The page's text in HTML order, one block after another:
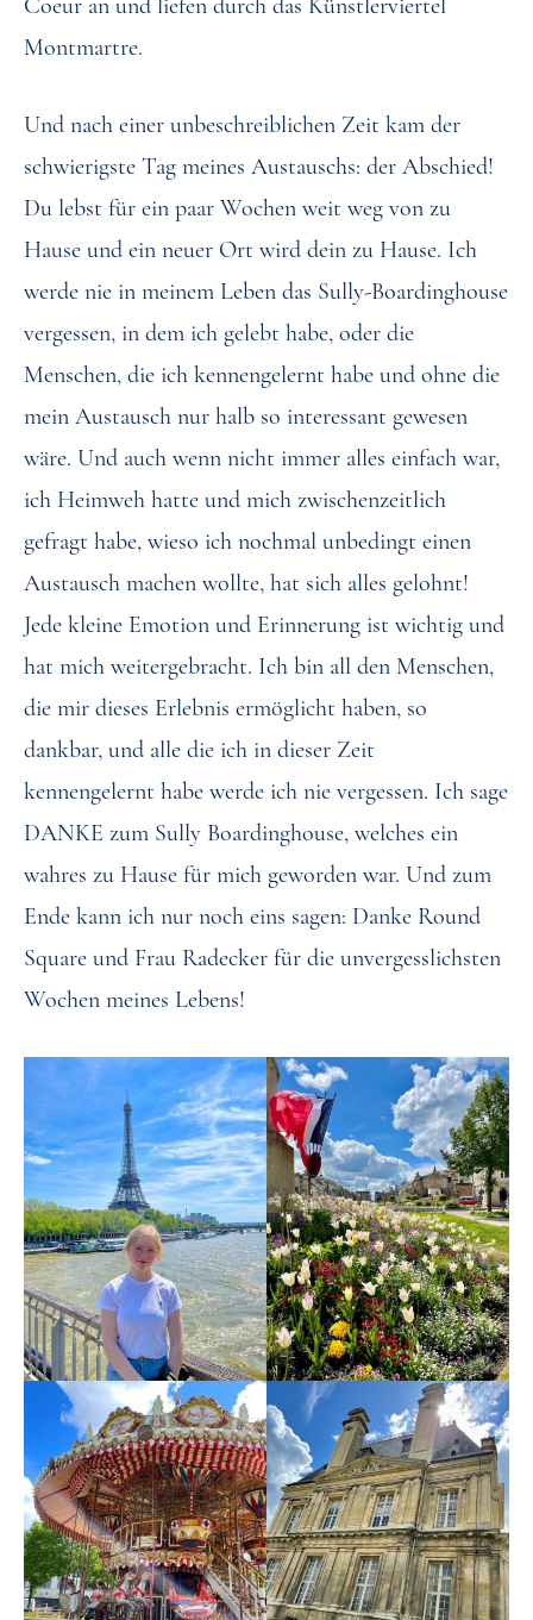
Montmartre.
Und nach einer unbeschreiblichen Zeit kam der
schwierigste Tag meines Austauschs: der Abschied!
Du lebst für ein paar Wochen weit weg von zu
Hause und ein neuer Ort wird dein zu Hause. Ich
werde nie in meinem Leben das Sully-Boardinghouse
vergessen, in dem ich gelebt habe, oder die
Menschen, die ich kennengelernt habe und ohne die
mein Austausch nur halb so interessant gewesen
wäre. Und auch wenn nicht immer alles einfach war,
ich Heimweh hatte und mich zwischenzeitlich
gefragt habe, wieso ich nochmal unbedingt einen
Austausch machen wollte, hat sich alles gelohnt!
Jede kleine Emotion und Erinnerung ist wichtig und
hat mich weitergebracht. Ich bin all den Menschen,
die mir dieses Erlebnis ermöglicht haben, so
dankbar, und alle die ich in dieser Zeit
kennengelernt habe werde ich nie vergessen. Ich sage
DANKE zum Sully Boardinghouse, welches ein
wahres zu Hause für mich geworden war. Und zum
Ende kann ich nur noch eins sagen: Danke Round
Square und Frau Radecker für die unvergesslichsten
Wochen meines Lebens!